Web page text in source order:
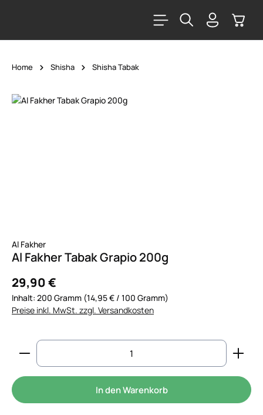
Home Shisha Shisha Tabak
Bildergalerie überspringen
Al Fakher
Al Fakher Tabak Grapio 200g
29,90 €
Inhalt: 200 Gramm (14,95 € / 100 Gramm)
Preise inkl. MwSt. zzgl. Versandkosten
Produkt Anzahl: Gib den gewünschten Wert
In den Warenkorb